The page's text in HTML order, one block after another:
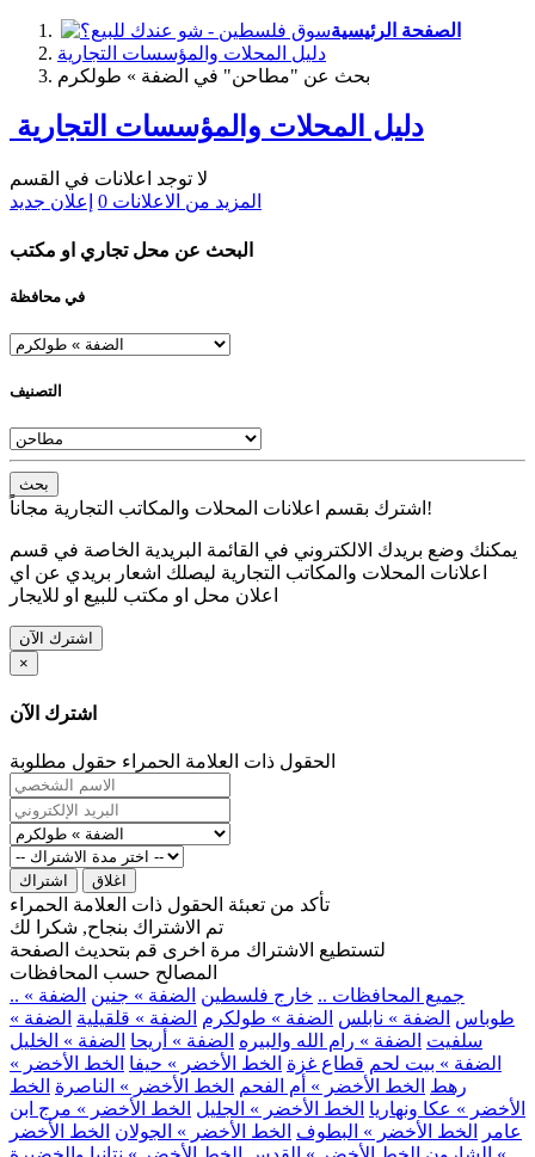
الصفحة الرئيسية
دليل المحلات والمؤسسات التجارية
بحث عن "مطاحن" في الضفة » طولكرم
دليل المحلات والمؤسسات التجارية
لا توجد اعلانات في القسم
المزيد من الاعلانات 0 إعلان جديد
البحث عن محل تجاري او مكتب
في محافظة
التصنيف
بحث
اشترك بقسم اعلانات المحلات والمكاتب التجارية مجاناً!
يمكنك وضع بريدك الالكتروني في القائمة البريدية الخاصة في قسم
اعلانات المحلات والمكاتب التجارية ليصلك اشعار بريدي عن اي
اعلان محل او مكتب للبيع او للايجار
اشترك الآن
×
اشترك الآن
الحقول ذات العلامة الحمراء حقول مطلوبة
اشتراك اغلاق
تأكد من تعبئة الحقول ذات العلامة الحمراء
تم الاشتراك بنجاح, شكرا لك
لتستطيع الاشتراك مرة اخرى قم بتحديث الصفحة
المصالح حسب المحافظات
.. جميع المحافظات .. خارج فلسطين الضفة » جنين الضفة »
طوباس الضفة » نابلس الضفة » طولكرم الضفة » قلقيلية الضفة »
سلفيت الضفة » رام الله والبيره الضفة » أريحا الضفة » الخليل
الضفة » بيت لحم قطاع غزة الخط الأخضر » حيفا الخط الأخضر »
رهط الخط الأخضر » أم الفحم الخط الأخضر » الناصرة الخط
الأخضر » عكا ونهاريا الخط الأخضر » الجليل الخط الأخضر » مرج ابن
عامر
الخط الأخضر » البطوف الخط الأخضر » الجولان الخط الأخضر